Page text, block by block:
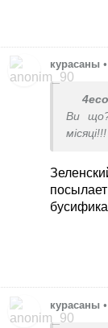
курасаны •
Ви
дідусю
курасаны •